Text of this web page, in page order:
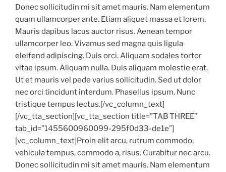
Donec sollicitudin mi sit amet mauris. Nam elementum
quam ullamcorper ante. Etiam aliquet massa et lorem.
Mauris dapibus lacus auctor risus. Aenean tempor
ullamcorper leo. Vivamus sed magna quis ligula
eleifend adipiscing. Duis orci. Aliquam sodales tortor
vitae ipsum. Aliquam nulla. Duis aliquam molestie erat.
Ut et mauris vel pede varius sollicitudin. Sed ut dolor
nec orci tincidunt interdum. Phasellus ipsum. Nunc
tristique tempus lectus.[/vc_column_text]
[/vc_tta_section][vc_tta_section title=”TAB THREE”
tab_id=”1455600960099-295f0d33-de1e”]
[vc_column_text]Proin elit arcu, rutrum commodo,
vehicula tempus, commodo a, risus. Curabitur nec arcu.
Donec sollicitudin mi sit amet mauris. Nam elementum